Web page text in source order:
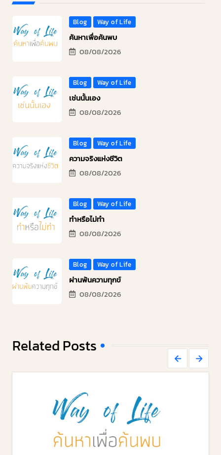
Blog Way of Life
ค้นหาเพื่อค้นพบ
08/08/2026
Blog Way of Life
เช่นนั้นเอง
08/08/2026
Blog Way of Life
ความจริงแห่งชีวิต
08/08/2026
Blog Way of Life
ทำหรือไม่ทำ
08/08/2026
Blog Way of Life
ผ่านพ้นความทุกข์
08/08/2026
Related Posts